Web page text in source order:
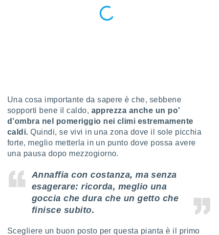
Una cosa importante da sapere è che, sebbene
sopporti bene il caldo, apprezza anche un po’
d’ombra nel pomeriggio nei climi estremamente
caldi. Quindi, se vivi in una zona dove il sole picchia
forte, meglio metterla in un punto dove possa avere
una pausa dopo mezzogiorno.
Annaffia con costanza, ma senza
esagerare: ricorda, meglio una
goccia che dura che un getto che
finisce subito.
Scegliere un buon posto per questa pianta è il primo